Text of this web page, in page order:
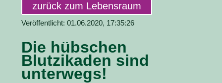
zurück zum Lebensraum
Veröffentlicht: 01.06.2020, 17:35:26
Die hübschen
Blutzikaden sind
unterwegs!